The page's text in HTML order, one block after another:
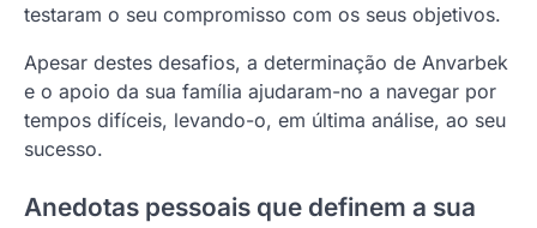
testaram o seu compromisso com os seus objetivos.
Apesar destes desafios, a determinação de Anvarbek
e o apoio da sua família ajudaram-no a navegar por
tempos difíceis, levando-o, em última análise, ao seu
sucesso.
Anedotas pessoais que definem a sua